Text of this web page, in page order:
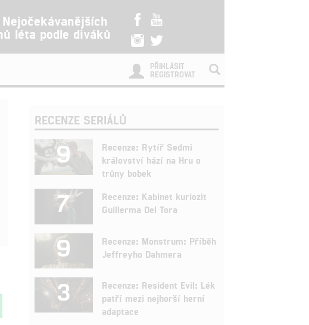
léta podle diváků
PŘIHLÁSIT
REGISTROVAT
RECENZE SERIÁLŮ
9
Recenze: Rytíř Sedmi
království hází na Hru o
trůny bobek
7
Recenze: Kabinet kuriozit
Guillerma Del Tora
9
Recenze: Monstrum: Příběh
Jeffreyho Dahmera
3
Recenze: Resident Evil: Lék
patří mezi nejhorší herní
adaptace